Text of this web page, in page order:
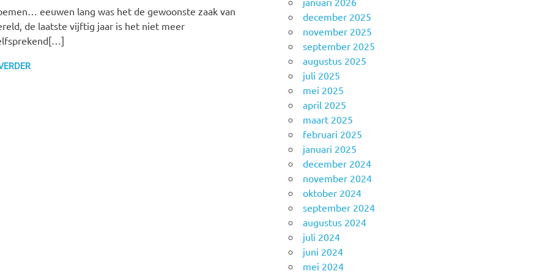
eeuwen lang was het de gewoonste zaak van
de laatste vijftig jaar is het niet meer
december 2025
november 2025
september 2025
augustus 2025
juli 2025
mei 2025
april 2025
maart 2025
februari 2025
januari 2025
december 2024
november 2024
oktober 2024
september 2024
augustus 2024
juli 2024
juni 2024
mei 2024